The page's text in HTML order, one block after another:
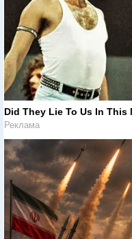
Did They Lie To Us In This
Реклама